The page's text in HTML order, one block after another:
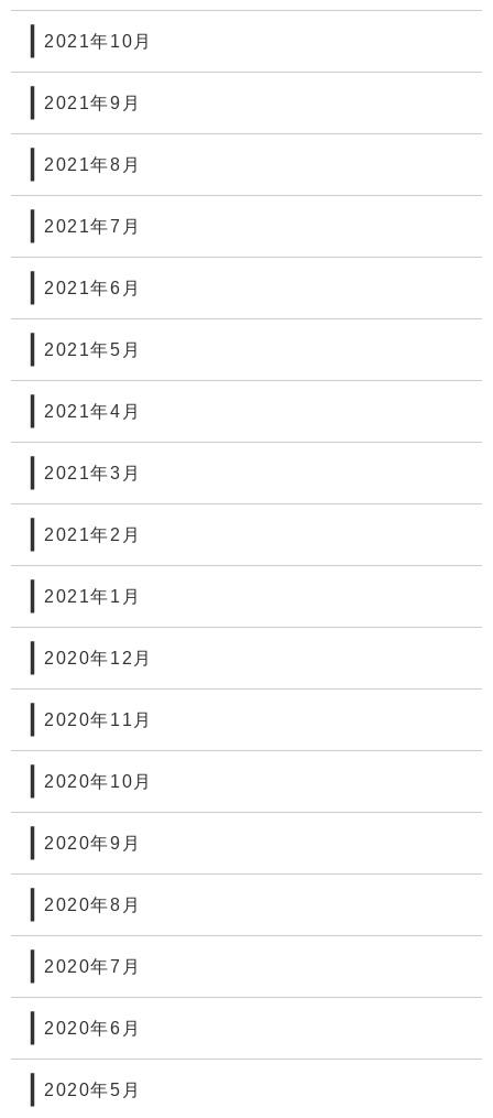
2021年10月
2021年9月
2021年8月
2021年7月
2021年6月
2021年5月
2021年4月
2021年3月
2021年2月
2021年1月
2020年12月
2020年11月
2020年10月
2020年9月
2020年8月
2020年7月
2020年6月
2020年5月